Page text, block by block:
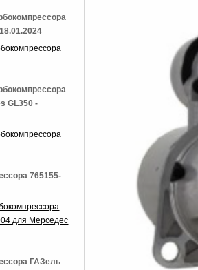
GL350 -
765155-
для Мерседес
ГАЗель